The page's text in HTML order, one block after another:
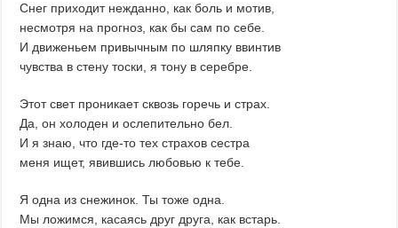
Снег приходит нежданно, как боль и мотив,
несмотря на прогноз, как бы сам по себе.
И движеньем привычным по шляпку ввинтив
чувства в стену тоски, я тону в серебре.
Этот свет проникает сквозь горечь и страх.
Да, он холоден и ослепительно бел.
И я знаю, что где-то тех страхов сестра
меня ищет, явившись любовью к тебе.
Я одна из снежинок. Ты тоже одна.
Мы ложимся, касаясь друг друга, как встарь.